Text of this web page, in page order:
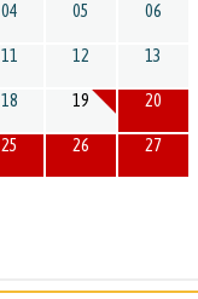
04 05 06
11 12 13
18 19 20
25 26 27